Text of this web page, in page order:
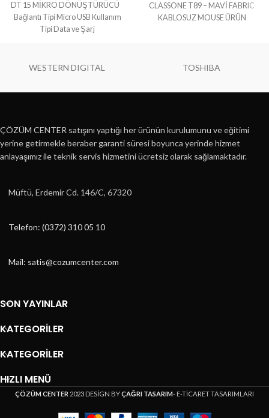
DT 15 MİKRO DÖNÜŞTÜRÜCÜ
Bağlantı Tipi Micro USB Kullanım
Tipi Data ve Şarj
CLASSONE T89 – MAVİ FABRIC
KABLOSUZ MOUSE ÜRÜN
WESTERN DIGITAL TOSHIBA
ÇÖZÜM CENTER satışını yaptığı her ürünün kurulumunu ve eğitimi
yerine getirmekle beraber garanti süresi boyunca yerinde hizmet
anlayaşımız ile teknik servis hizmetini ücretsiz olarak sağlamaktadır.
Müftü, Erdemir Cd. 146/C, 67320
Telefon: (0372) 310 05 10
Mail: satis@cozumcenter.com
SON YAYINLAR
KATEGORILER
KATEGORILER
HIZLI MENÜ
ÇÖZÜM CENTER 2023 DESİGN BYÇAĞRI TASARIM- E-TİCARET TASARIMLARI